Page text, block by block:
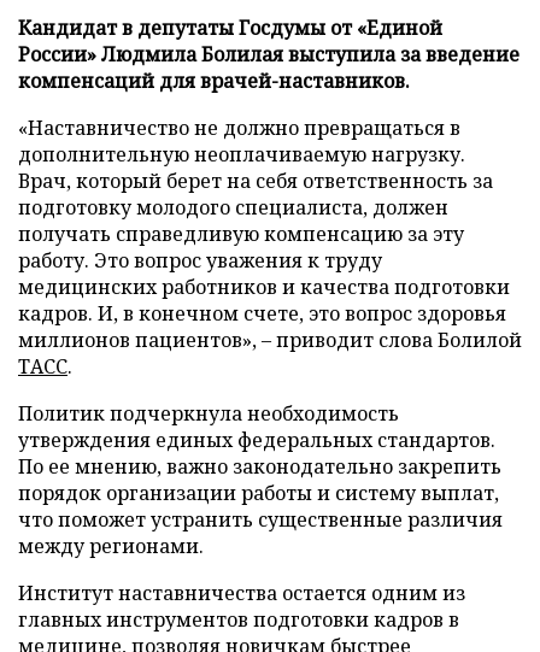
Кандидат в депутаты Госдумы от «Единой
России» Людмила Болилая выступила за введение
компенсаций для врачей-наставников.
«Наставничество не должно превращаться в
дополнительную неоплачиваемую нагрузку.
Врач, который берет на себя ответственность за
подготовку молодого специалиста, должен
получать справедливую компенсацию за эту
работу. Это вопрос уважения к труду
медицинских работников и качества подготовки
кадров. И, в конечном счете, это вопрос здоровья
миллионов пациентов», – приводит слова Болилой
ТАСС.
Политик подчеркнула необходимость
утверждения единых федеральных стандартов.
По ее мнению, важно законодательно закрепить
порядок организации работы и систему выплат,
что поможет устранить существенные различия
между регионами.
Институт наставничества остается одним из
главных инструментов подготовки кадров в
медицине, позволяя новичкам быстрее